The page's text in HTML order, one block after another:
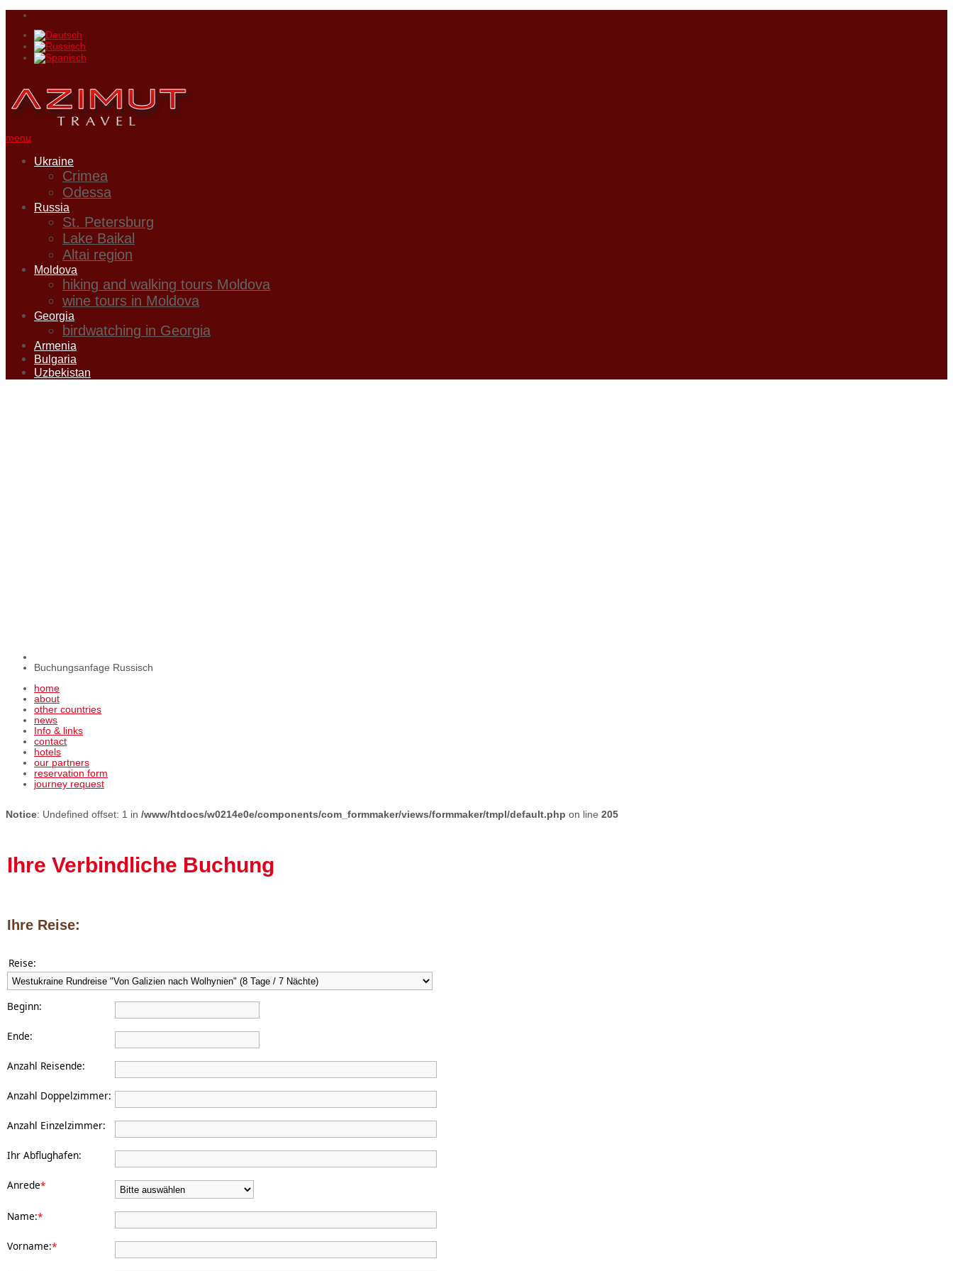
menu
Ukraine
Crimea
Odessa
Russia
St. Petersburg
Lake Baikal
Altai region
Moldova
hiking and walking tours Moldova
wine tours in Moldova
Georgia
birdwatching in Georgia
Armenia
Bulgaria
Uzbekistan
Buchungsanfage Russisch
home
about
other countries
news
Info & links
contact
hotels
our partners
reservation form
journey request
Notice: Undefined offset: 1 in /www/htdocs/w0214e0e/components/com_formmaker/views/formmaker/tmpl/default.php on line 205
Ihre Verbindliche Buchung
Ihre Reise:
Reise:
Beginn:
Ende:
Anzahl Reisende:
Anzahl Doppelzimmer:
Anzahl Einzelzimmer:
Ihr Abflughafen:
Anrede*
Name:*
Vorname:*